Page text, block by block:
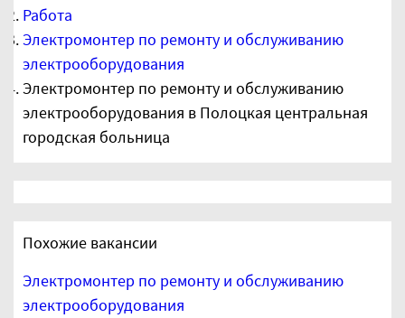
Работа
Электромонтер по ремонту и обслуживанию
электрооборудования
Электромонтер по ремонту и обслуживанию
электрооборудования в Полоцкая центральная
городская больница
Похожие вакансии
Электромонтер по ремонту и обслуживанию
электрооборудования